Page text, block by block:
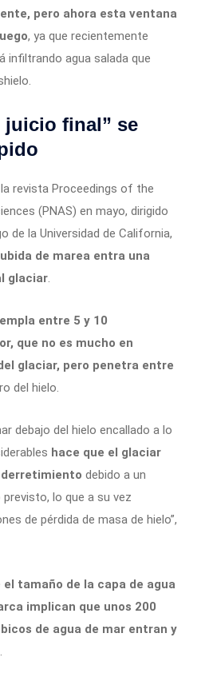
pero ahora esta ventana
, ya que recientemente
infiltrando agua salada que
juicio final” se
revista Proceedings of the
(PNAS) en mayo, dirigido
de la Universidad de California,
de marea entra una
glaciar.
entre 5 y 10
que no es mucho en
glaciar, pero penetra entre
del hielo.
debajo del hielo encallado a lo
hace que el glaciar
derretimiento debido a un
lo que a su vez
de pérdida de masa de hielo”,
el tamaño de la capa de agua
implican que unos 200
de agua de mar entran y